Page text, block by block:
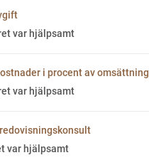
var hjälpsamt
i procent av omsättning
var hjälpsamt
var hjälpsamt